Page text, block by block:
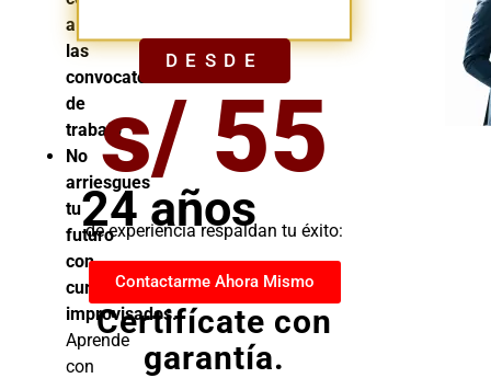
a
las
convocatorias
de
trabajo
No
arriesgues
tu
futuro
con
cursos
improvisados.
Aprende
con
DESDE
s/ 55
24 años
de experiencia respaldan tu éxito:
Contactarme Ahora Mismo
Certifícate con
garantía.